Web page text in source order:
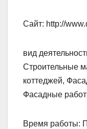
Сайт: http://
вид
Строительные
коттеджей,
Фасадные
Время работы: